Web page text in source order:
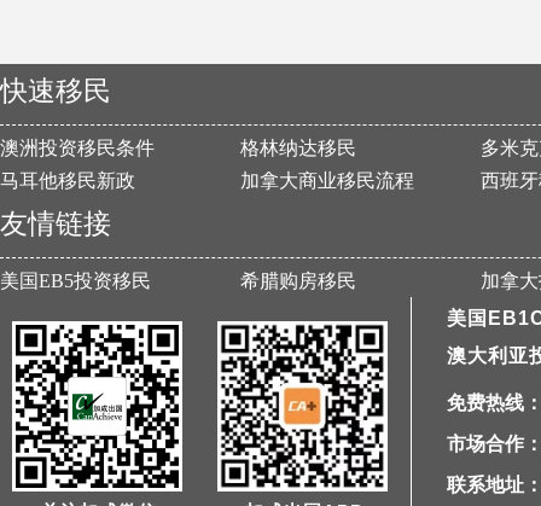
快速移民
澳洲投资移民条件 格林纳达移民
多米
马耳他移民新政
加拿大商业移民流程 西班
友情链接
美国EB5投资移民 希腊购房移民 加拿
美国
澳大利亚
免费热线
市场合作
联系地址